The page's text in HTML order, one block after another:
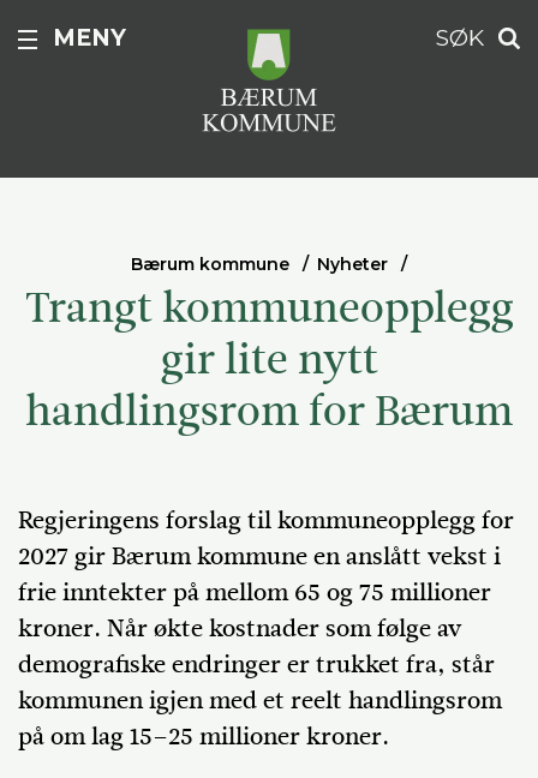
MENY SØK
Bærum kommune Nyheter
Trangt kommuneopplegg
gir lite nytt
handlingsrom for Bærum
Regjeringens forslag til kommuneopplegg for
2027 gir Bærum kommune en anslått vekst i
frie inntekter på mellom 65 og 75 millioner
kroner. Når økte kostnader som følge av
demografiske endringer er trukket fra, står
kommunen igjen med et reelt handlingsrom
på om lag 15–25 millioner kroner.